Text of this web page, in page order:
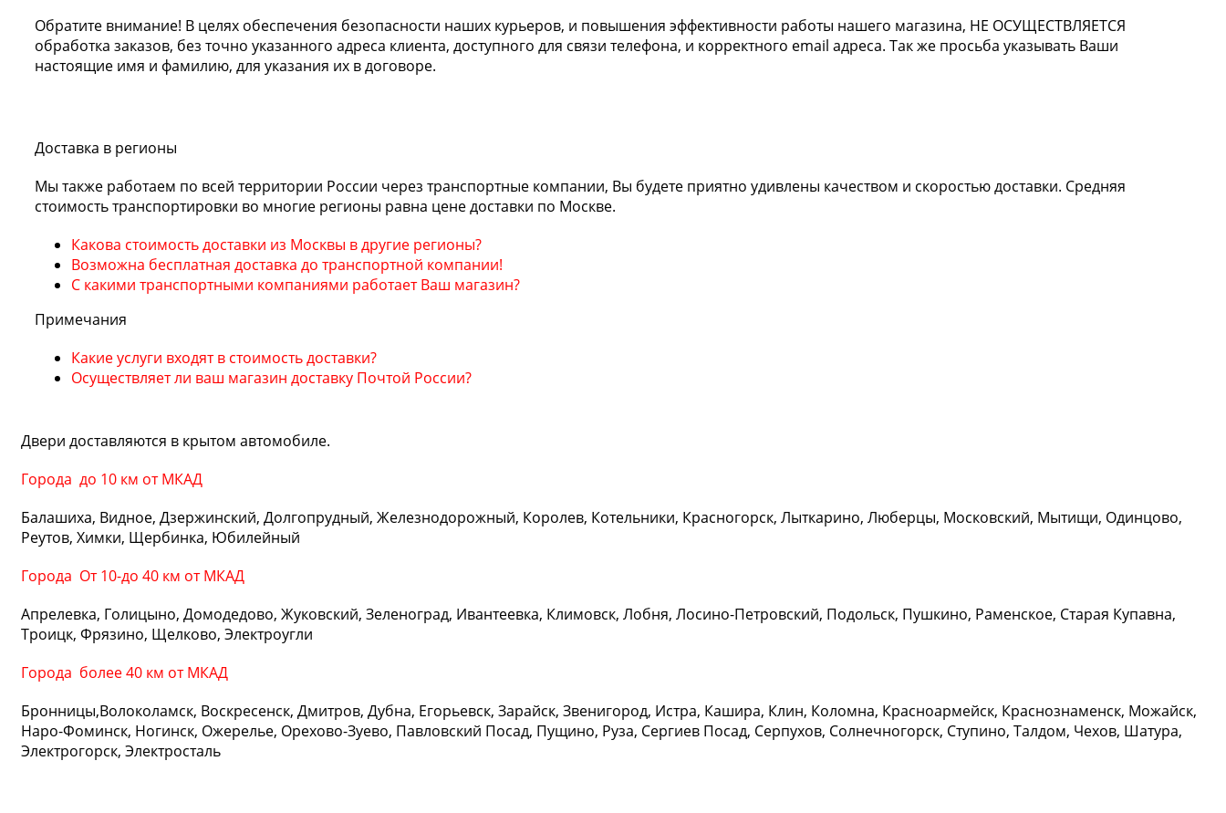
Обратите внимание! В целях обеспечения безопасности наших курьеров, и повышения эффективности работы нашего магазина, НЕ ОСУЩЕСТВЛЯЕТСЯ
обработка заказов, без точно указанного адреса клиента, доступного для связи телефона, и корректного email адреса. Так же просьба указывать Ваши
настоящие имя и фамилию, для указания их в договоре.
Доставка в регионы
Мы также работаем по всей территории России через транспортные компании, Вы будете приятно удивлены качеством и скоростью доставки. Средняя
стоимость транспортировки во многие регионы равна цене доставки по Москве.
Какова стоимость доставки из Москвы в другие регионы?
Возможна бесплатная доставка до транспортной компании!
С какими транспортными компаниями работает Ваш магазин?
Примечания
Какие услуги входят в стоимость доставки?
Осуществляет ли ваш магазин доставку Почтой России?
Двери доставляются в крытом автомобиле.
Города до 10 км от МКАД
Балашиха, Видное, Дзержинский, Долгопрудный, Железнодорожный, Королев, Котельники, Красногорск, Лыткарино, Люберцы, Московский, Мытищи, Одинцово,
Реутов, Химки, Щербинка, Юбилейный
Города От 10-до 40 км от МКАД
Апрелевка, Голицыно, Домодедово, Жуковский, Зеленоград, Ивантеевка, Климовск, Лобня, Лосино-Петровский, Подольск, Пушкино, Раменское, Старая Купавна,
Троицк, Фрязино, Щелково, Электроугли
Города более 40 км от МКАД
Бронницы,Волоколамск, Воскресенск, Дмитров, Дубна, Егорьевск, Зарайск, Звенигород, Истра, Кашира, Клин, Коломна, Красноармейск, Краснознаменск, Можайск,
Наро-Фоминск, Ногинск, Ожерелье, Орехово-Зуево, Павловский Посад, Пущино, Руза, Сергиев Посад, Серпухов, Солнечногорск, Ступино, Талдом, Чехов, Шатура,
Электрогорск, Электросталь